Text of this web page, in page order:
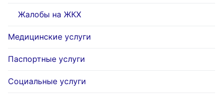
Жалобы на ЖКХ
Медицинские услуги
Паспортные услуги
Социальные услуги